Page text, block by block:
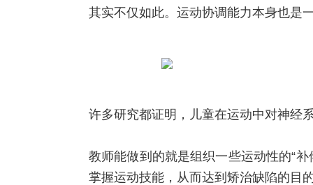
其实不仅如此。运动协调能力本身也是
许多研究都证明，儿童在运动中对神经
教师能做到的就是组织一些运动性的“
掌握运动技能，从而达到矫治缺陷的目